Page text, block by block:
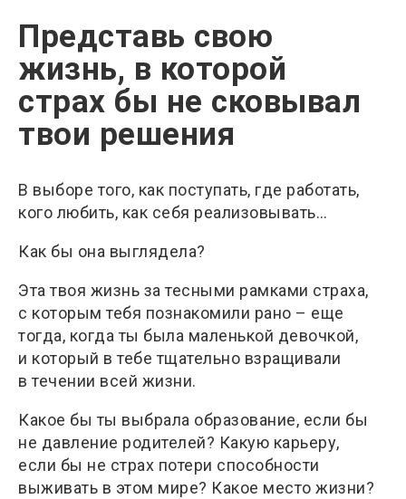
Представь свою
жизнь, в которой
страх бы не сковывал
твои решения
В выборе того, как поступать, где работать,
кого любить, как себя реализовывать…
Как бы она выглядела?
Эта твоя жизнь за тесными рамками страха,
с которым тебя познакомили рано – еще
тогда, когда ты была маленькой девочкой,
и который в тебе тщательно взращивали
в течении всей жизни.
Какое бы ты выбрала образование, если бы
не давление родителей? Какую карьеру,
если бы не страх потери способности
выживать в этом мире? Какое место жизни?